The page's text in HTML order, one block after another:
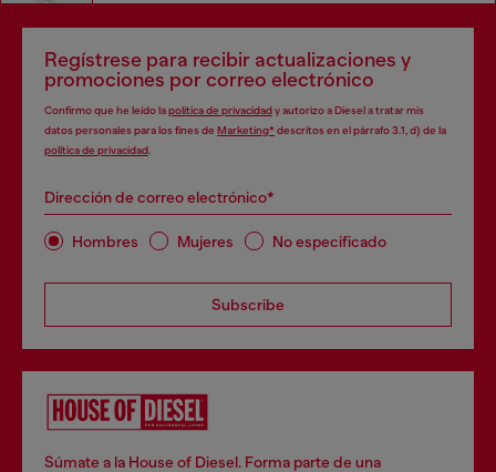
Regístrese para recibir actualizaciones y
promociones por correo electrónico
Confirmo que he leído lapolítica de privacidady autorizo a Diesel a tratar mis
datos personales para los fines de Marketing*descritos en el párrafo 3.1, d) de la
política de privacidad
Dirección de correo electrónico*
Hombres Mujeres No especificado
Subscribe
Súmate a la House of Diesel. Forma parte de una